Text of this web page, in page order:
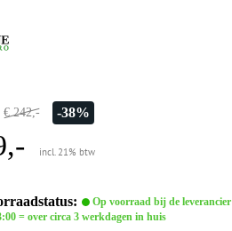
€ 242,- -38%
incl. 21% btw
Op voorraad bij de leverancier
= over circa 3 werkdagen in huis